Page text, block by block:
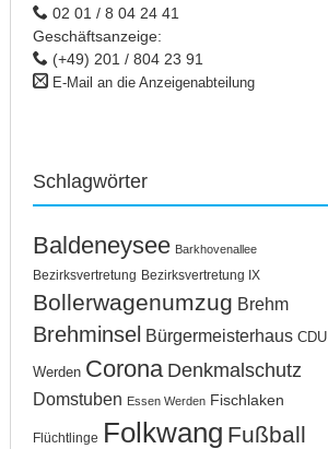
02 01 / 8 04 24 41
Geschäftsanzeige:
(+49) 201 / 804 23 91
E-Mail an die Anzeigenabteilung
Schlagwörter
Baldeneysee Barkhovenallee
Bezirksvertretung Bezirksvertretung IX
Bollerwagenumzug Brehm
Brehminsel Bürgermeisterhaus CDU
Werden Corona Denkmalschutz
Domstuben Essen Werden Fischlaken
Flüchtlinge Folkwang Fußball